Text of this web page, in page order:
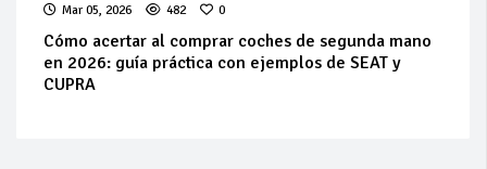
Mar 05, 2026 482 0
Cómo acertar al comprar coches de segunda mano
en 2026: guía práctica con ejemplos de SEAT y
CUPRA